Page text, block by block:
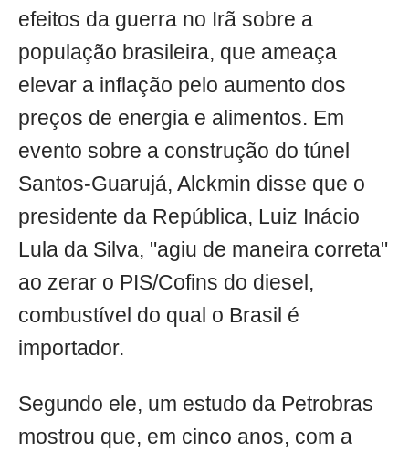
efeitos da guerra no Irã sobre a
população brasileira, que ameaça
elevar a inflação pelo aumento dos
preços de energia e alimentos. Em
evento sobre a construção do túnel
Santos-Guarujá, Alckmin disse que o
presidente da República, Luiz Inácio
Lula da Silva, "agiu de maneira correta"
ao zerar o PIS/Cofins do diesel,
combustível do qual o Brasil é
importador.
Segundo ele, um estudo da Petrobras
mostrou que, em cinco anos, com a